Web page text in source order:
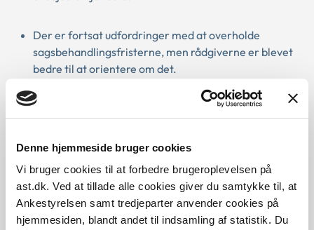
Denne hjemmeside bruger cookies
Vi bruger cookies til at forbedre brugeroplevelsen på
ast.dk. Ved at tillade alle cookies giver du samtykke til, at
Ankestyrelsen samt tredjeparter anvender cookies på
hjemmesiden, blandt andet til indsamling af statistik. Du
Der er fortsat udfordringer med at overholde
sagsbehandlingsfristerne, men rådgiverne er blevet
bedre til at orientere om det.
Der er også fortsat udfordringer med at vurdere, om
Om længerevarende
læringsforløb: